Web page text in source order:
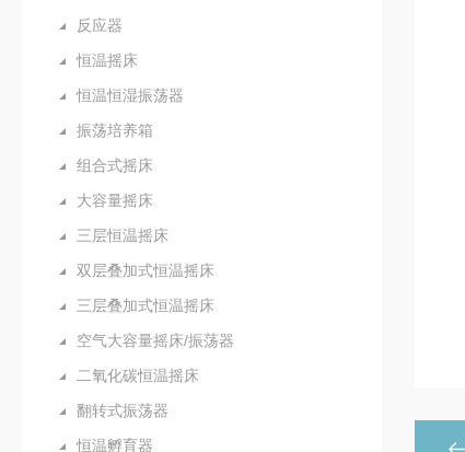
反应器
恒温摇床
恒温恒湿振荡器
振荡培养箱
组合式摇床
大容量摇床
三层恒温摇床
双层叠加式恒温摇床
三层叠加式恒温摇床
空气大容量摇床/振荡器
二氧化碳恒温摇床
翻转式振荡器
恒温孵育器